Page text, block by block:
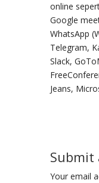
online
Google
WhatsApp
Telegram,
Slack,
Jeans,
Submit
Your email